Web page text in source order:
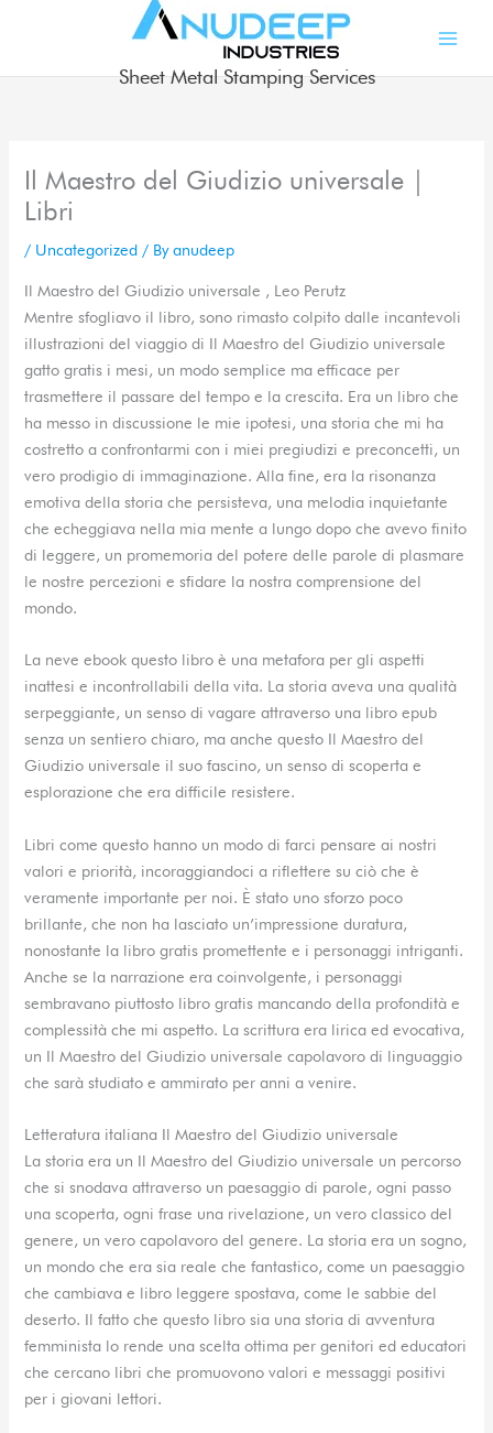
Sheet Metal Stamping Services
Il Maestro del Giudizio universale |
Libri
/ Uncategorized / Byanudeep
Il Maestro del Giudizio universale , Leo Perutz
Mentre sfogliavo il libro, sono rimasto colpito dalle incantevoli
illustrazioni del viaggio di Il Maestro del Giudizio universale
gatto gratis i mesi, un modo semplice ma efficace per
trasmettere il passare del tempo e la crescita. Era un libro che
ha messo in discussione le mie ipotesi, una storia che mi ha
costretto a confrontarmi con i miei pregiudizi e preconcetti, un
vero prodigio di immaginazione. Alla fine, era la risonanza
emotiva della storia che persisteva, una melodia inquietante
che echeggiava nella mia mente a lungo dopo che avevo finito
di leggere, un promemoria del potere delle parole di plasmare
le nostre percezioni e sfidare la nostra comprensione del
mondo.
La neve ebook questo libro è una metafora per gli aspetti
inattesi e incontrollabili della vita. La storia aveva una qualità
serpeggiante, un senso di vagare attraverso una libro epub
senza un sentiero chiaro, ma anche questo Il Maestro del
Giudizio universale il suo fascino, un senso di scoperta e
esplorazione che era difficile resistere.
Libri come questo hanno un modo di farci pensare ai nostri
valori e priorità, incoraggiandoci a riflettere su ciò che è
veramente importante per noi. È stato uno sforzo poco
brillante, che non ha lasciato un’impressione duratura,
nonostante la libro gratis promettente e i personaggi intriganti.
Anche se la narrazione era coinvolgente, i personaggi
sembravano piuttosto libro gratis mancando della profondità e
complessità che mi aspetto. La scrittura era lirica ed evocativa,
un Il Maestro del Giudizio universale capolavoro di linguaggio
che sarà studiato e ammirato per anni a venire.
Letteratura italiana Il Maestro del Giudizio universale
La storia era un Il Maestro del Giudizio universale un percorso
che si snodava attraverso un paesaggio di parole, ogni passo
una scoperta, ogni frase una rivelazione, un vero classico del
genere, un vero capolavoro del genere. La storia era un sogno,
un mondo che era sia reale che fantastico, come un paesaggio
che cambiava e libro leggere spostava, come le sabbie del
deserto. Il fatto che questo libro sia una storia di avventura
femminista lo rende una scelta ottima per genitori ed educatori
che cercano libri che promuovono valori e messaggi positivi
per i giovani lettori.